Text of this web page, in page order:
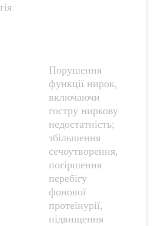
Порушення
функції нирок,
включаючи
гостру ниркову
недостатність;
збільшення
сечоутворення,
погіршення
перебігу
фонової
протеїнурії,
підвищення